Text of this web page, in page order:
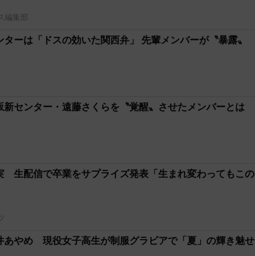
編集部
ターは「ドスの効いた関西弁」 先輩メンバーが〝暴露〟
新センター・遠藤さくらを〝覚醒〟させたメンバーとは
生配信で卒業をサプライズ発表「生まれ変わってもこの
あやめ 現役女子高生が制服グラビアで「夏」の輝き魅せ